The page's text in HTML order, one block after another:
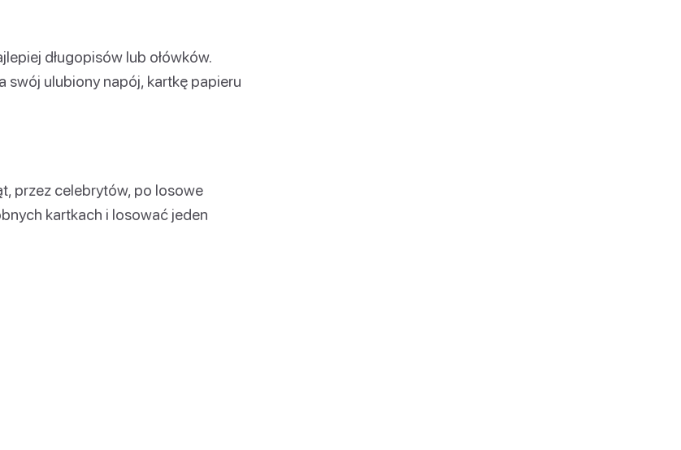
długopisów lub ołówków.
swój ulubiony napój, kartkę papieru
przez celebrytów, po losowe
kartkach i losować jeden